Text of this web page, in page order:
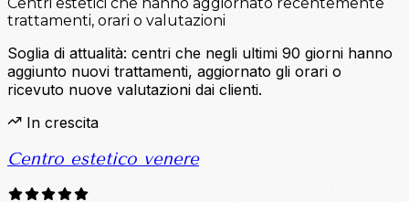
Centri estetici che hanno aggiornato recentemente
trattamenti, orari o valutazioni
Soglia di attualità: centri che negli ultimi 90 giorni hanno
aggiunto nuovi trattamenti, aggiornato gli orari o
ricevuto nuove valutazioni dai clienti.
In crescita
Centro estetico venere